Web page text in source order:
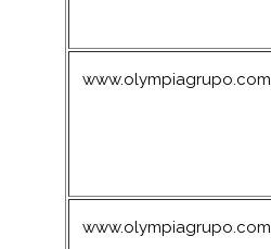
www.olympiagrupo.com
www.olympiagrupo.com